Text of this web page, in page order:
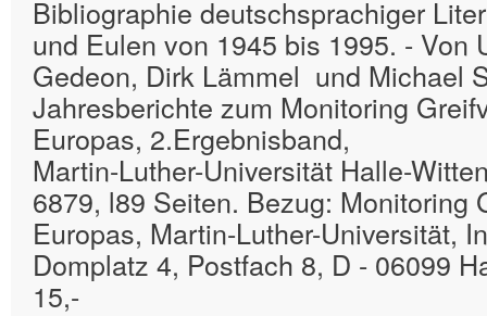
Bibliographie deutschsprachiger
und Eulen von 1945 bis 1995. - Von
Gedeon, Dirk Lämmel und Michael
Jahresberichte zum Monitoring
Europas, 2.Ergebnisband,
Martin-Luther-Universität Halle-
6879, l89 Seiten. Bezug: Monitoring
Europas, Martin-Luther-Universität,
Domplatz 4, Postfach 8, D - 06099
15,-